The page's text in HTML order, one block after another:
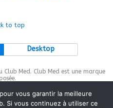
to top
Desktop
Med. Club Med est une marque
vous garantir la meilleure
Si vous continuez à utiliser ce